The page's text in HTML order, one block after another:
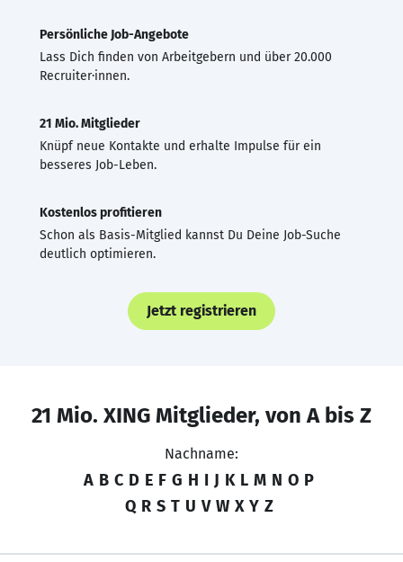
Persönliche Job-Angebote
Lass Dich finden von Arbeitgebern und über 20.000
Recruiter·innen.
21 Mio. Mitglieder
Knüpf neue Kontakte und erhalte Impulse für ein
besseres Job-Leben.
Kostenlos profitieren
Schon als Basis-Mitglied kannst Du Deine Job-Suche
deutlich optimieren.
Jetzt registrieren
21 Mio. XING Mitglieder, von A bis Z
Nachname:
A B C D E F G H I J K L M N O P
Q R S T U V W X Y Z